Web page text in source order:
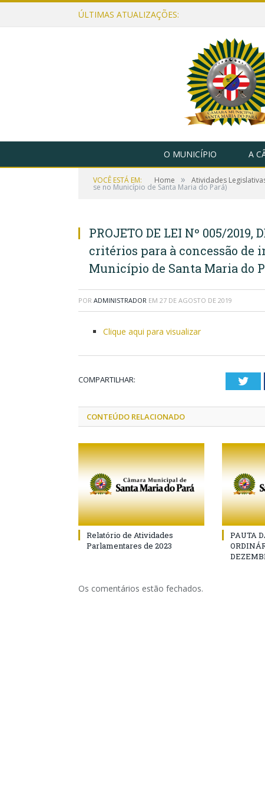
ÚLTIMAS ATUALIZAÇÕES:
O MUNICÍPIO A
VOCÊ ESTÁ EM: Home » Atividades
se no Município de Santa Maria do Pará)
PROJETO DE LEI Nº 005/2019,
critérios para à concessão de
Município de Santa Maria do
POR ADMINISTRADOR EM 27 DE AGOSTO DE 2019
Clique aqui para visualizar
COMPARTILHAR:
CONTEÚDO RELACIONADO
Relatório de Atividades
Parlamentares de 2023
PAUTA
Os comentários estão fechados.